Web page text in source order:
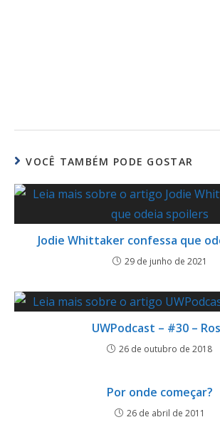
VOCÊ TAMBÉM PODE GOSTAR
Jodie Whittaker confessa que
29 de junho de 2021
UWPodcast – #30 –
26 de outubro de 2018
Por onde começar?
26 de abril de 2011